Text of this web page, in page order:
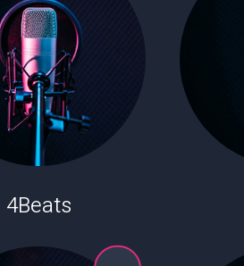
4Beats